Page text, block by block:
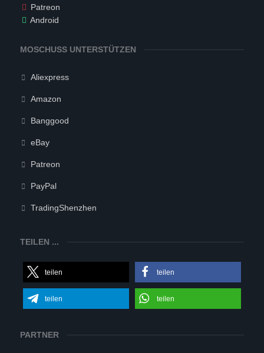
Patreon
Android
MOSCHUSS UNTERSTÜTZEN
Aliexpress
Amazon
Banggood
eBay
Patreon
PayPal
TradingShenzhen
TEILEN ...
teilen teilen
teilen teilen
PARTNER